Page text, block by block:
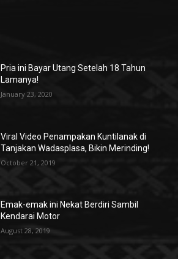
Pria ini Bayar Utang Setelah 18 Tahun
Lamanya!
January 23, 2020
Viral Video Penampakan Kuntilanak di
Tanjakan Wadasplasa, Bikin Merinding!
October 21, 2019
Emak-emak ini Nekat Berdiri Sambil
Kendarai Motor
August 28, 2019